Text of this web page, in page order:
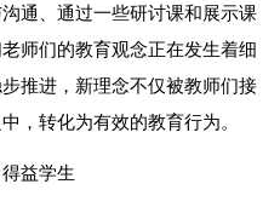
通、通过一些研讨课和展示课
师们的教育观念正在发生着细
推进，新理念不仅被教师们接
，转化为有效的教育行为。
益学生